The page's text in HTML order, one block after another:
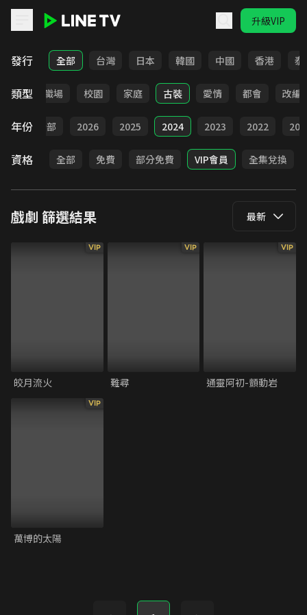
升級VIP
LINE TV - 戲劇
發行 全部 台灣 日本 韓國 中國 香港 泰
類型
全部 職場 校園 家庭 古裝 愛情 都會 改編
年份 全部 2026 2025 2024 2023 2022
資格 全部 免費 部分免費 VIP會員 全集兌換
戲劇 篩選結果 最新
VIP
皎月流火
VIP
難尋
VIP
通靈阿初-顫動岩
VIP
萬博的太陽